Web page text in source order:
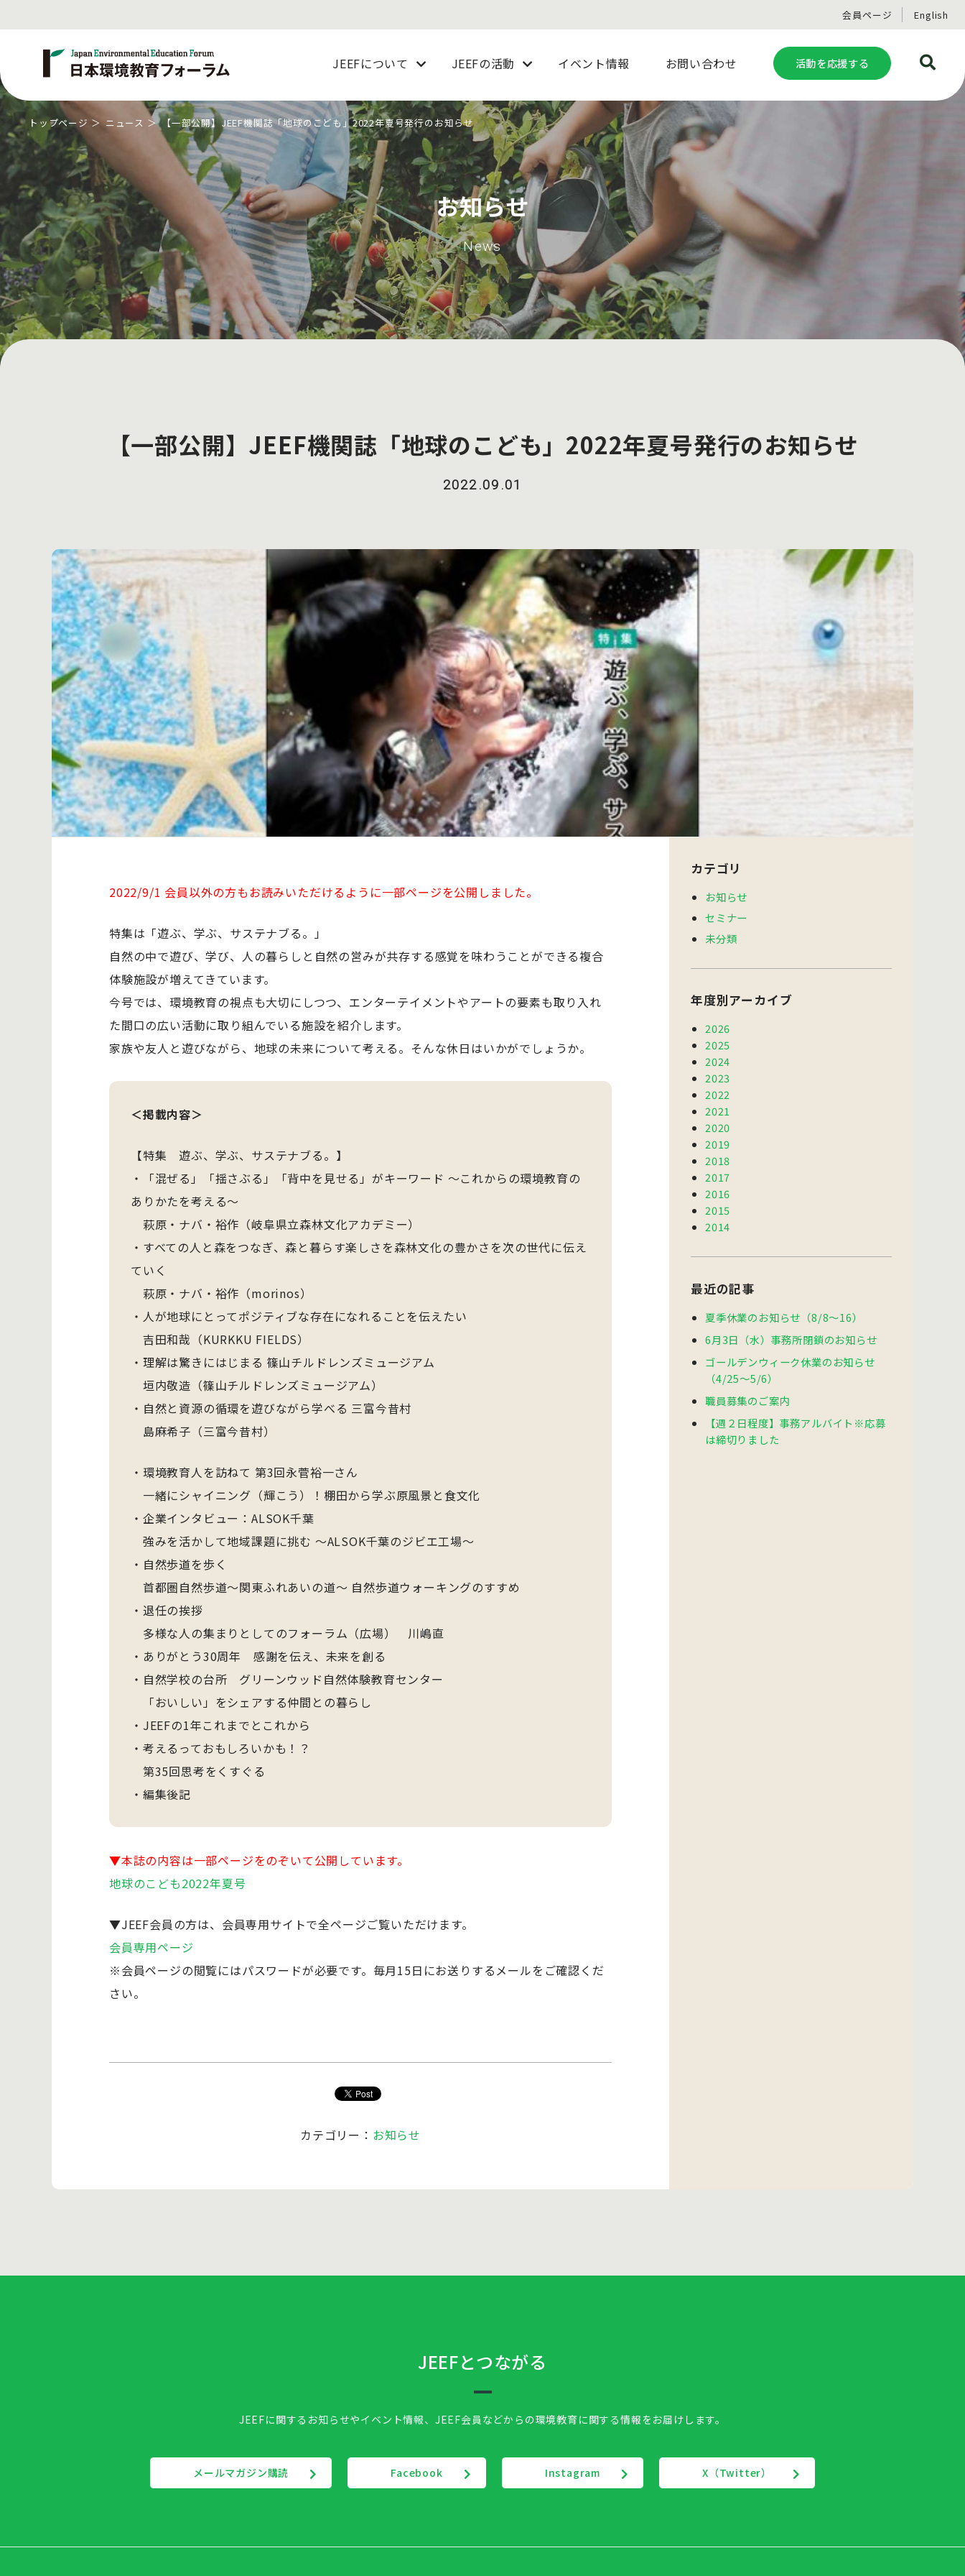
JEEFについて JEEFの活動 イベント情報 お問い合わせ 活動を応援する
会員ページ English
お知らせ
News
トップページ ニュース 【一部公開】JEEF機関誌「地球のこども」2022年夏号発行のお知らせ
【一部公開】JEEF機関誌「地球のこども」2022年夏号発行のお知らせ
2022.09.01
2022/9/1 会員以外の方もお読みいただけるように一部ページを公開しました。
特集は「遊ぶ、学ぶ、サステナブる。」
自然の中で遊び、学び、人の暮らしと自然の営みが共存する感覚を味わうことができる複合
体験施設が増えてきています。
今号では、環境教育の視点も大切にしつつ、エンターテイメントやアートの要素も取り入れ
た間口の広い活動に取り組んでいる施設を紹介します。
家族や友人と遊びながら、地球の未来について考える。そんな休日はいかがでしょうか。
＜掲載内容＞
【特集 遊ぶ、学ぶ、サステナブる。】
・「混ぜる」「揺さぶる」「背中を見せる」がキーワード ～これからの環境教育の
ありかたを考える～
萩原・ナバ・裕作（岐阜県立森林文化アカデミー）
・すべての人と森をつなぎ、森と暮らす楽しさを森林文化の豊かさを次の世代に伝え
ていく
萩原・ナバ・裕作（morinos）
・人が地球にとってポジティブな存在になれることを伝えたい
吉田和哉（KURKKU FIELDS）
・理解は驚きにはじまる 篠山チルドレンズミュージアム
垣内敬造（篠山チルドレンズミュージアム）
・自然と資源の循環を遊びながら学べる 三富今昔村
島麻希子（三富今昔村）
・環境教育人を訪ねて 第3回永菅裕一さん
一緒にシャイニング（輝こう）！棚田から学ぶ原風景と食文化
・企業インタビュー：ALSOK千葉
強みを活かして地域課題に挑む ～ALSOK千葉のジビエ工場～
・自然歩道を歩く
首都圏自然歩道～関東ふれあいの道～ 自然歩道ウォーキングのすすめ
・退任の挨拶
多様な人の集まりとしてのフォーラム（広場） 川嶋直
・ありがとう30周年 感謝を伝え、未来を創る
・自然学校の台所 グリーンウッド自然体験教育センター
「おいしい」をシェアする仲間との暮らし
・JEEFの1年これまでとこれから
・考えるっておもしろいかも！？
第35回思考をくすぐる
・編集後記
▼本誌の内容は一部ページをのぞいて公開しています。
地球のこども2022年夏号
▼JEEF会員の方は、会員専用サイトで全ページご覧いただけます。
会員専用ページ
※会員ページの閲覧にはパスワードが必要です。毎月15日にお送りするメールをご確認くだ
さい。
カテゴリー： お知らせ
カテゴリ
お知らせ
セミナー
未分類
年度別アーカイブ
2026
2025
2024
2023
2022
2021
2020
2019
2018
2017
2016
2015
2014
最近の記事
夏季休業のお知らせ（8/8～16）
6月3日（水）事務所閉鎖のお知らせ
ゴールデンウィーク休業のお知らせ
（4/25～5/6）
職員募集のご案内
【週２日程度】事務アルバイト※応募
は締切りました
JEEFとつながる
JEEFに関するお知らせやイベント情報、 JEEF会員などからの環境教育に関する情報をお届けします。
メールマガジン購読 Facebook Instagram X（Twitter）